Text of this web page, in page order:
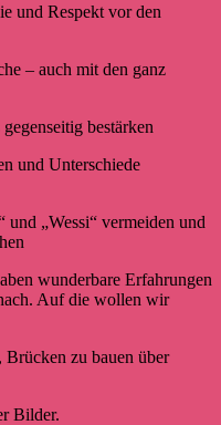
und Respekt vor den
– auch mit den ganz
bestärken
und Unterschiede
„Wessi“ vermeiden und
wunderbare Erfahrungen
Auf die wollen wir
zu bauen über
Bilder.